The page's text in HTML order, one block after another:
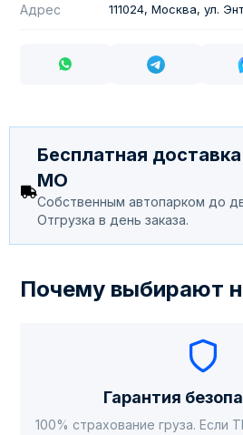
Адрес 111024, Москва, ул.
Бесплатная
МО
Собственным автопарком до
Отгрузка в день заказа.
Почему выбирают
Гарантия
100% страхование груза. Если